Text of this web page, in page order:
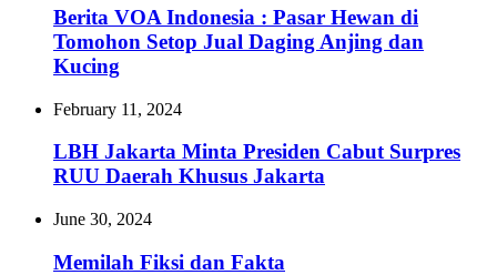
Berita VOA Indonesia : Pasar Hewan di
Tomohon Setop Jual Daging Anjing dan
Kucing
February 11, 2024
LBH Jakarta Minta Presiden Cabut Surpres
RUU Daerah Khusus Jakarta
June 30, 2024
Memilah Fiksi dan Fakta